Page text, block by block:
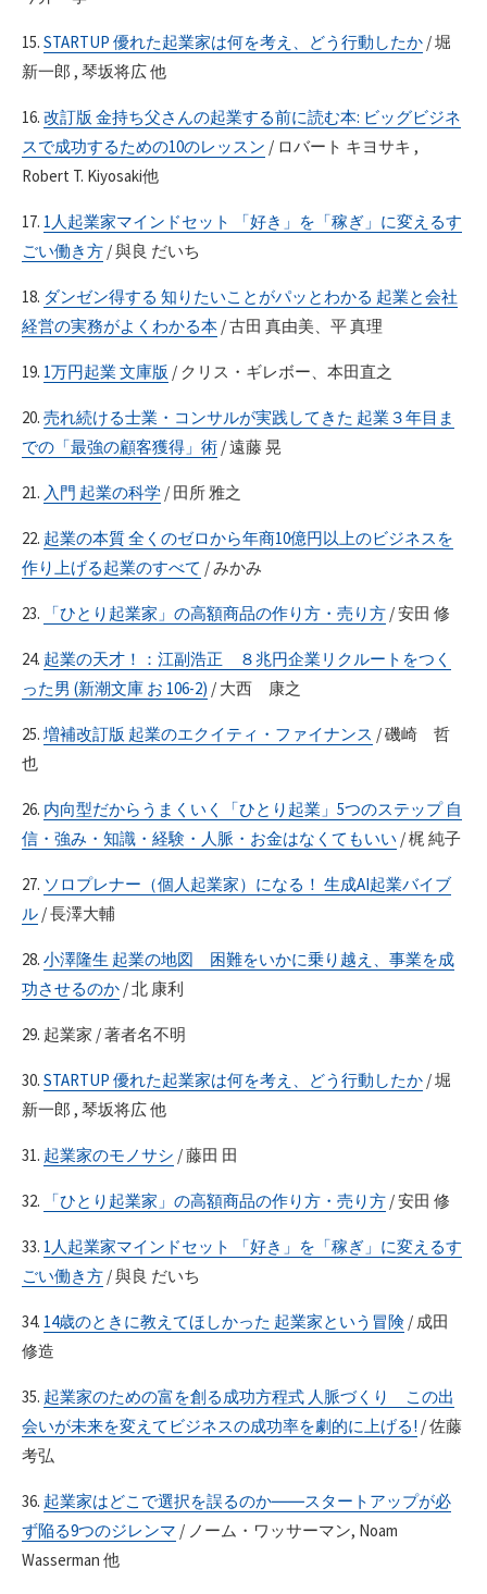
15. STARTUP 優れた起業家は何を考え、どう行動したか / 堀
新一郎 , 琴坂将広 他
16. 改訂版 金持ち父さんの起業する前に読む本: ビッグビジネ
スで成功するための10のレッスン / ロバート キヨサキ ,
Robert T. Kiyosaki他
17. 1人起業家マインドセット 「好き」を「稼ぎ」に変えるす
ごい働き方 / 與良 だいち
18. ダンゼン得する 知りたいことがパッとわかる 起業と会社
経営の実務がよくわかる本 / 古田 真由美、平 真理
19. 1万円起業 文庫版 / クリス・ギレボー、本田直之
20. 売れ続ける士業・コンサルが実践してきた 起業３年目ま
での「最強の顧客獲得」術 / 遠藤 晃
21. 入門 起業の科学 / 田所 雅之
22. 起業の本質 全くのゼロから年商10億円以上のビジネスを
作り上げる起業のすべて / みかみ
23. 「ひとり起業家」の高額商品の作り方・売り方 / 安田 修
24. 起業の天才！：江副浩正 ８兆円企業リクルートをつく
った男 (新潮文庫 お 106-2) / 大西 康之
25. 増補改訂版 起業のエクイティ・ファイナンス / 磯崎 哲
也
26. 内向型だからうまくいく「ひとり起業」5つのステップ 自
信・強み・知識・経験・人脈・お金はなくてもいい / 梶 純子
27. ソロプレナー（個人起業家）になる！ 生成AI起業バイブ
ル / 長澤大輔
28. 小澤隆生 起業の地図 困難をいかに乗り越え、事業を成
功させるのか / 北 康利
29. 起業家 / 著者名不明
30. STARTUP 優れた起業家は何を考え、どう行動したか / 堀
新一郎 , 琴坂将広 他
31. 起業家のモノサシ / 藤田 田
32. 「ひとり起業家」の高額商品の作り方・売り方 / 安田 修
33. 1人起業家マインドセット 「好き」を「稼ぎ」に変えるす
ごい働き方 / 與良 だいち
34. 14歳のときに教えてほしかった 起業家という冒険 / 成田
修造
35. 起業家のための富を創る成功方程式 人脈づくり この出
会いが未来を変えてビジネスの成功率を劇的に上げる! / 佐藤
考弘
36. 起業家はどこで選択を誤るのか――スタートアップが必
ず陥る9つのジレンマ / ノーム・ワッサーマン, Noam
Wasserman 他